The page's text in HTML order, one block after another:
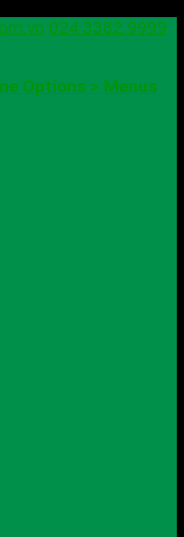
024 3382 9999
Options > Menus